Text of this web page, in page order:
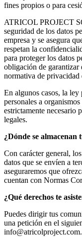
fines propios o para
ATRICOL PROJECT
seguridad de los datos
empresa y se asegura
respetan la
para proteger los datos
obligación de garantizar
normativa de privacidad
En algunos casos, la ley
personales a
estrictamente necesario
legales.
¿Dónde se almacenan
Con carácter general,
datos que se envíen a
aseguraremos que
cuentan con Normas
¿Qué derechos te
Puedes dirigir tus
una petición en el
info@atricolproject.com.